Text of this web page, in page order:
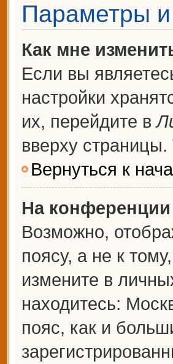
Параметры и
Как мне
Если вы
настройки
их, перейдите в
вверху
Вернуться к
На
Возможно,
поясу, а не к
измените в
находитесь:
пояс, как и